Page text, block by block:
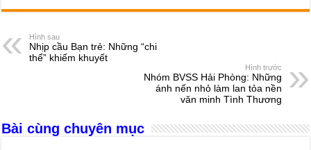
c
e
b
k
ss
n
at
A
e
d
s
er ail ar
Hình sau
Nhịp cầu Bạn trẻ: Những “chi
thể” khiếm khuyết
Hình trước
Nhóm BVSS Hải Phòng: Những
ánh nến nhỏ làm lan tỏa nền
văn minh Tình Thương
Bài cùng chuyên mục